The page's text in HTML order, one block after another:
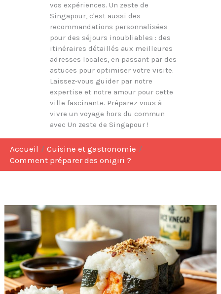
vos expériences. Un zeste de
Singapour, c'est aussi des
recommandations personnalisées
pour des séjours inoubliables : des
itinéraires détaillés aux meilleures
adresses locales, en passant par des
astuces pour optimiser votre visite.
Laissez-vous guider par notre
expertise et notre amour pour cette
ville fascinante. Préparez-vous à
vivre un voyage hors du commun
avec Un zeste de Singapour !
Accueil
Cuisine et gastronomie
Comment préparer des onigiri ?